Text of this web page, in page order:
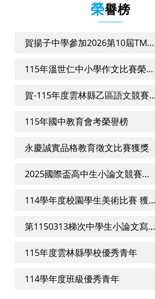
榮譽榜
賀揚子中學參加2026第10屆TMT
115年溫世仁中小學作文比賽榮獲
賀-115年度雲林縣乙區語文競賽
115年國中教育會考榮譽榜
永慶誠實品格教育徵文比賽獲獎
2025國際盃高中生小論文競賽獲
114學年度校園學生美術比賽 獲
第1150313梯次中學生小論文寫作
115年度雲林縣學校優秀青年
114學年度班級優秀青年